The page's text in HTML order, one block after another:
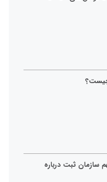
سازمان ثبت درباره